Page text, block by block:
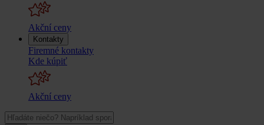
Akční ceny
Kontakty
Firemné kontakty
Kde kúpiť
Akční ceny